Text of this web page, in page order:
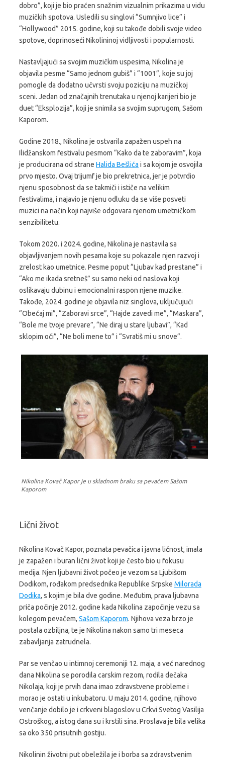
dobro”, koji je bio praćen snažnim vizualnim prikazima u vidu
muzičkih spotova. Usledili su singlovi “Sumnjivo lice” i
“Hollywood” 2015. godine, koji su takođe dobili svoje video
spotove, doprinoseći Nikolininoj vidljivosti i popularnosti.
Nastavljajući sa svojim muzičkim uspesima, Nikolina je
objavila pesme “Samo jednom gubiš” i “1001”, koje su joj
pomogle da dodatno učvrsti svoju poziciju na muzičkoj
sceni. Jedan od značajnih trenutaka u njenoj karijeri bio je
duet “Eksplozija”, koji je snimila sa svojim suprugom, Sašom
Kaporom.
Godine 2018., Nikolina je ostvarila zapažen uspeh na
Ilidžanskom festivalu pesmom “Kako da te zaboravim”, koja
je producirana od strane Halida Bešlića i sa kojom je osvojila
prvo mjesto. Ovaj trijumf je bio prekretnica, jer je potvrdio
njenu sposobnost da se takmiči i ističe na velikim
festivalima, i najavio je njenu odluku da se više posveti
muzici na način koji najviše odgovara njenom umetničkom
senzibilitetu.
Tokom 2020. i 2024. godine, Nikolina je nastavila sa
objavljivanjem novih pesama koje su pokazale njen razvoj i
zrelost kao umetnice. Pesme poput “Ljubav kad prestane” i
“Ako me ikada sretneš” su samo neki od naslova koji
oslikavaju dubinu i emocionalni raspon njene muzike.
Takođe, 2024. godine je objavila niz singlova, uključujući
“Obećaj mi”, “Zaboravi srce”, “Hajde zavedi me”, “Maskara”,
“Bole me tvoje prevare”, “Ne diraj u stare ljubavi”, “Kad
sklopim oči”, “Ne boli mene to” i “Svratiš mi u snove”.
Nikolina Kovač Kapor je u skladnom braku sa pevačem Sašom
Kaporom
Lični život
Nikolina Kovač Kapor, poznata pevačica i javna ličnost, imala
je zapažen i buran lični život koji je često bio u fokusu
medija. Njen ljubavni život počeo je vezom sa Ljubišom
Dodikom, rođakom predsednika Republike Srpske Milorada
Dodika, s kojim je bila dve godine. Međutim, prava ljubavna
priča počinje 2012. godine kada Nikolina započinje vezu sa
kolegom pevačem, Sašom Kaporom. Njihova veza brzo je
postala ozbiljna, te je Nikolina nakon samo tri meseca
zabavljanja zatrudnela.
Par se venčao u intimnoj ceremoniji 12. maja, a već narednog
dana Nikolina se porodila carskim rezom, rodila dečaka
Nikolaja, koji je prvih dana imao zdravstvene probleme i
morao je ostati u inkubatoru. U maju 2014. godine, njihovo
venčanje dobilo je i crkveni blagoslov u Crkvi Svetog Vasilija
Ostroškog, a istog dana su i krstili sina. Proslava je bila velika
sa oko 350 prisutnih gostiju.
Nikolinin životni put obeležila je i borba sa zdravstvenim